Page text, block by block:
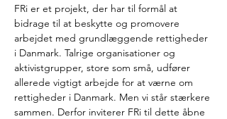
FRi er et projekt, der har til formål at
bidrage til at beskytte og promovere
arbejdet med grundlæggende rettigheder
i Danmark. Talrige organisationer og
aktivistgrupper, store som små, udfører
allerede vigtigt arbejde for at værne om
rettigheder i Danmark. Men vi står stærkere
sammen. Derfor inviterer FRi til dette åbne